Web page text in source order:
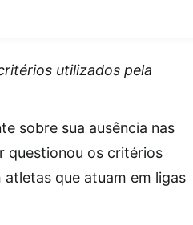
utilizados pela
sobre sua ausência nas
questionou os critérios
que atuam em ligas